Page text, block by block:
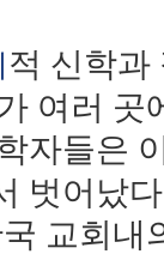
적 신학과
여러 곳
자들은
벗어났
교회내